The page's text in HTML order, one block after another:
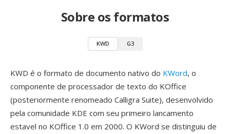
Sobre os formatos
KWD G3
KWD é o formato de documento nativo do KWord, o
componente de processador de texto do KOffice
(posteriormente renomeado Calligra Suite), desenvolvido
pela comunidade KDE com seu primeiro lancamento
estavel no KOffice 1.0 em 2000. O KWord se distinguiu de